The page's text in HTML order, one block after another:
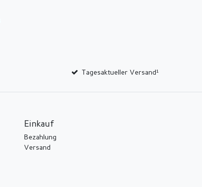
Tagesaktueller Versand¹
Einkauf
Bezahlung
Versand